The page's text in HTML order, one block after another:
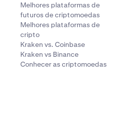
Melhores plataformas de
futuros de criptomoedas
Melhores plataformas de
cripto
Kraken vs. Coinbase
Kraken vs Binance
Conhecer as criptomoedas